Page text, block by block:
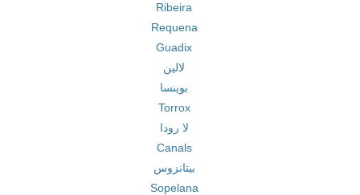
Ribeira
Requena
Guadix
لالين
بوينسا
Torrox
لا رودا
Canals
بيتانزوس
Sopelana